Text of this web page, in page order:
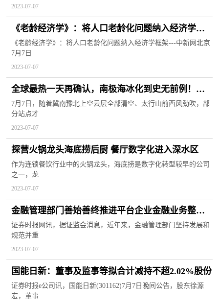
2023-07-07
《老龄经济学》：将人口老龄化问题纳入经济学框
架
《老龄经济学》：将人口老龄化问题纳入经济学框架---中新网北京
7月7日
2023-07-07
全球最热一天再确认，南极海冰化到史无前例！网
友：临界点已过？
7月7日，随着冀南豫北上空云层全部清空、太行山前西风劲吹，部
分站点才
2023-07-07
探营火锅龙头海底捞后厨 餐厅数字化进入深水区
作为连锁餐饮行业中的火锅龙头，海底捞是数字化转型较早的公司
之一，龙
2023-07-07
金融管理部门善始善终推进平台企业金融业务整改
着力提升平台企业常态化金融监管水平
证券时报网讯，据证监会消息，近年来，金融管理部门坚持发展和
规范并重
2023-07-07
国能日新：董事及监事等拟合计减持不超2.02%股份
证券时报e公司讯，国能日新(301162)7月7日晚间公告，股东徐源
宏，董事